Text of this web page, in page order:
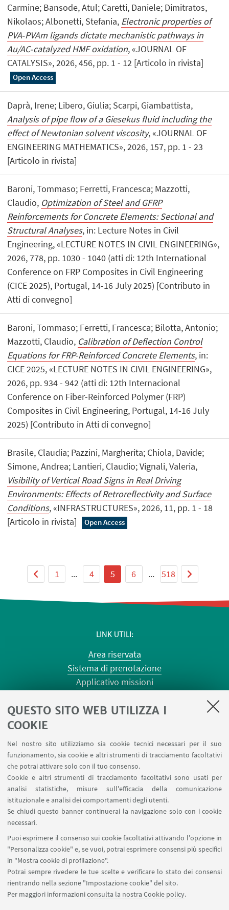
QUESTO SITO WEB UTILIZZA I
COOKIE
Nel nostro sito utilizziamo sia cookie tecnici necessari per il suo
funzionamento, sia cookie e altri strumenti di tracciamento facoltativi
che potrai attivare solo con il tuo consenso.
Cookie e altri strumenti di tracciamento facoltativi sono usati per
analisi statistiche, misure sull'efficacia della comunicazione
istituzionale e analisi dei comportamenti degli utenti.
Se chiudi questo banner continuerai la navigazione solo con i cookie
necessari.
Puoi esprimere il consenso sui cookie facoltativi attivando l'opzione in
"Personalizza cookie" e, se vuoi, potrai esprimere consensi più specifici
in "Mostra cookie di profilazione".
Potrai sempre rivedere le tue scelte e verificare lo stato dei consensi
rientrando nella sezione "Impostazione cookie" del sito.
Per maggiori informazioniconsulta la nostra Cookie policy.
Carmine; Bansode, Atul; Caretti, Daniele; Dimitratos,
Nikolaos; Albonetti, Stefania, Electronic properties of
PVA‑PVAm ligands dictate mechanistic pathways in
Au/AC‑catalyzed HMF oxidation, «JOURNAL OF
CATALYSIS», 2026, 456, pp. 1 - 12 [Articolo in rivista]
Open Access
Daprà, Irene; Libero, Giulia; Scarpi, Giambattista,
Analysis of pipe flow of a Giesekus fluid including the
effect of Newtonian solvent viscosity, «JOURNAL OF
ENGINEERING MATHEMATICS», 2026, 157, pp. 1 - 23
[Articolo in rivista]
Baroni, Tommaso; Ferretti, Francesca; Mazzotti,
Claudio, Optimization of Steel and GFRP
Reinforcements for Concrete Elements: Sectional and
Structural Analyses, in: Lecture Notes in Civil
Engineering, «LECTURE NOTES IN CIVIL ENGINEERING»,
2026, 778, pp. 1030 - 1040 (atti di: 12th International
Conference on FRP Composites in Civil Engineering
(CICE 2025), Portugal, 14-16 July 2025) [Contributo in
Atti di convegno]
Baroni, Tommaso; Ferretti, Francesca; Bilotta, Antonio;
Mazzotti, Claudio, Calibration of Deflection Control
Equations for FRP-Reinforced Concrete Elements, in:
CICE 2025, «LECTURE NOTES IN CIVIL ENGINEERING»,
2026, pp. 934 - 942 (atti di: 12th Internacional
Conference on Fiber-Reinforced Polymer (FRP)
Composites in Civil Engineering, Portugal, 14-16 July
2025) [Contributo in Atti di convegno]
Brasile, Claudia; Pazzini, Margherita; Chiola, Davide;
Simone, Andrea; Lantieri, Claudio; Vignali, Valeria,
Visibility of Vertical Road Signs in Real Driving
Environments: Effects of Retroreflectivity and Surface
Conditions, «INFRASTRUCTURES», 2026, 11, pp. 1 - 18
[Articolo in rivista]
Open Access
1 ... 4 5 6 ... 518
LINK UTILI
Area riservata
Sistema di prenotazione
Applicativo missioni
Planner aule Terracini
Forms per sottomissione eventi/notizie
Carta dei servizi
SEGUI IL DIPARTIMENTO SU:
SEGUI UNIBO SU:
APP: